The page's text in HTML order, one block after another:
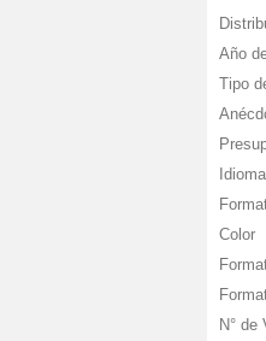
Año
Tipo
Color
N° de